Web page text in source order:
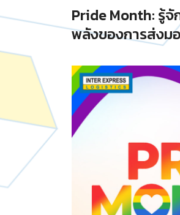
Pride Month: รู้จั
พลังของการส่งม